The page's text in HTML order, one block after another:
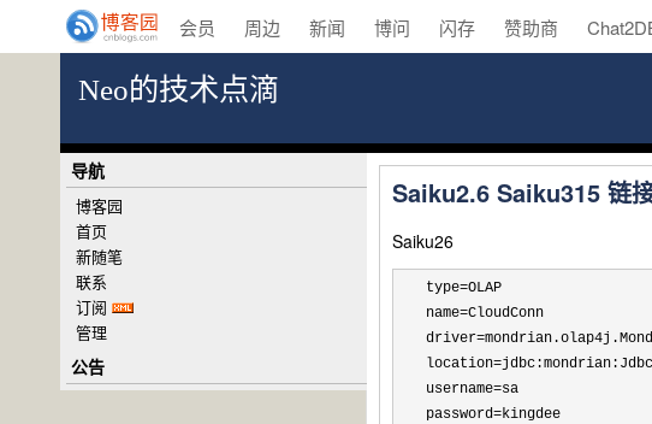
会员 周边 新闻 博问 闪存 赞助商
Neo的技术点滴
Saiku2.6 Saiku315 链
Saiku26
type=OLAP
name=CloudConn
username=sa
password=kingdee
导航
博客园
首页
新随笔
联系
订阅
管理
公告